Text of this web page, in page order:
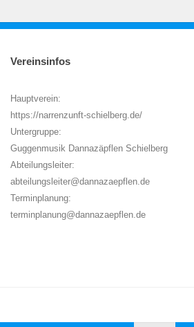
Vereinsinfos
Hauptverein:
https://narrenzunft-schielberg.de/
Untergruppe:
Guggenmusik Dannazäpflen Schielberg
Abteilungsleiter:
abteilungsleiter@dannazaepflen.de
Terminplanung:
terminplanung@dannazaepflen.de